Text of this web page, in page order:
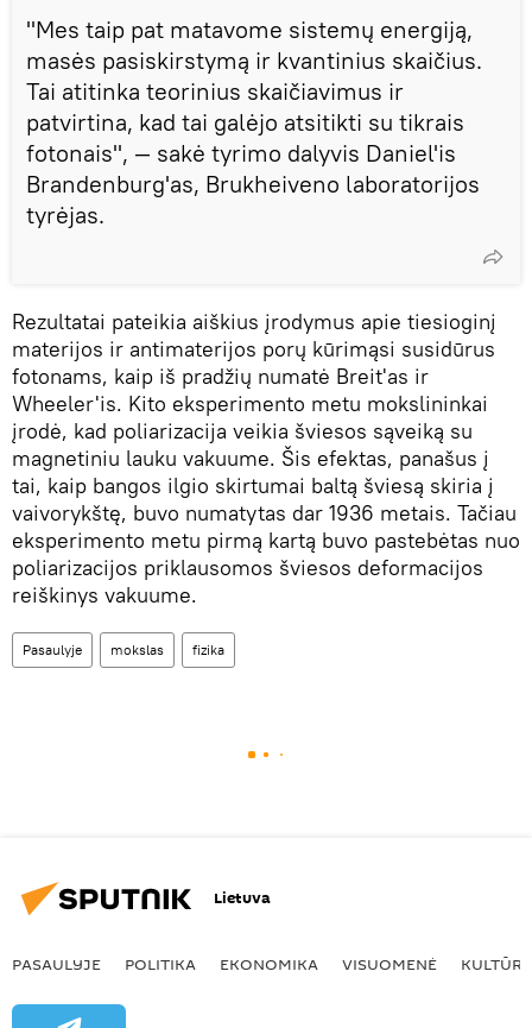
"Mes taip pat matavome sistemų energiją,
masės pasiskirstymą ir kvantinius skaičius.
Tai atitinka teorinius skaičiavimus ir
patvirtina, kad tai galėjo atsitikti su tikrais
fotonais", — sakė tyrimo dalyvis Daniel'is
Brandenburg'as, Brukheiveno laboratorijos
tyrėjas.
Rezultatai pateikia aiškius įrodymus apie tiesioginį
materijos ir antimaterijos porų kūrimąsi susidūrus
fotonams, kaip iš pradžių numatė Breit'as ir
Wheeler'is. Kito eksperimento metu mokslininkai
įrodė, kad poliarizacija veikia šviesos sąveiką su
magnetiniu lauku vakuume. Šis efektas, panašus į
tai, kaip bangos ilgio skirtumai baltą šviesą skiria į
vaivorykštę, buvo numatytas dar 1936 metais. Tačiau
eksperimento metu pirmą kartą buvo pastebėtas nuo
poliarizacijos priklausomos šviesos deformacijos
reiškinys vakuume.
Pasaulyje mokslas fizika
Lietuva
PASAULYJE POLITIKA EKONOMIKA VISUOMENĖ KULTŪRA